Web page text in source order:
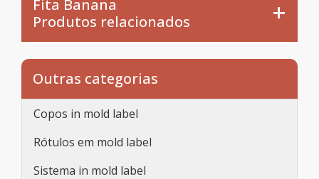
Fita Banana
Produtos relacionados
Outras categorias
Copos in mold label
Rótulos em mold label
Sistema in mold label